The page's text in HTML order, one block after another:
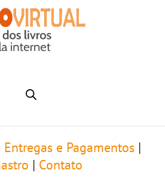
Entregas e Pagamentos
Contato